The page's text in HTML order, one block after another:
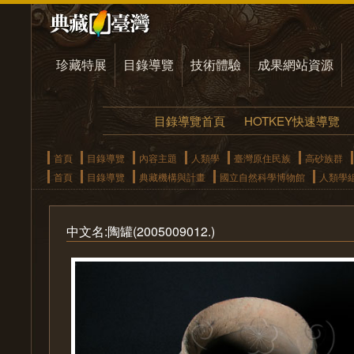
珍藏特展 目錄導覽 技術體驗 成果網站資源
目錄導覽首頁 HOTKEY快速導覽
首頁 目錄導覽 內容主題 人類學 臺灣原住民族
高砂族群
首頁
目錄導覽 典藏機構與計畫 國立自然科學博物館 人類學
中文名:陶罐(2005009012.)